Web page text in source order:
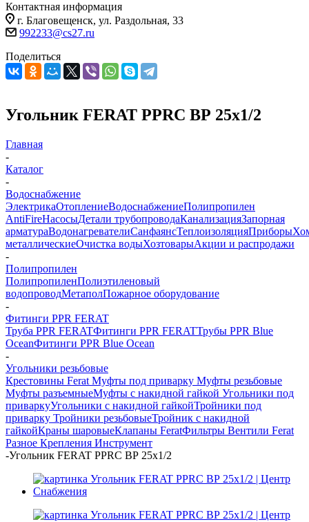
Контактная информация
г. Благовещенск, ул. Раздольная, 33
992233@cs27.ru
Поделиться
Угольник FERAT PPRС BР 25х1/2
Главная
-
Каталог
-
Водоснабжение
ЭлектрикаОтоплениеВодоснабжениеПолипропилен
AntiFireНасосыДетали трубопроводаКанализацияЗапорная
арматураВодонагревателиСанфаянсТеплоизоляцияПриборы
металлическиеОчистка водыХозтоварыАкции и распродажи
-
Полипропилен
ПолипропиленПолиэтиленовый
водопроводМетаполПожарное оборудование
-
Фитинги PPR FERAT
Труба PPR FERATФитинги PPR FERATТрубы PPR Blue
OceanФитинги PPR Blue Ocean
-
Угольники резьбовые
Крестовины Ferat Муфты под приварку Муфты резьбовые
Муфты разъемныеМуфты с накидной гайкой Угольники под
приваркуУгольники с накидной гайкойТройники под
приварку Тройники резьбовыеТройник с накидной
гайкойКраны шаровыеКлапаны FeratФильтры Вентили Ferat
Разное Крепления Инструмент
-Угольник FERAT PPRС BР 25х1/2